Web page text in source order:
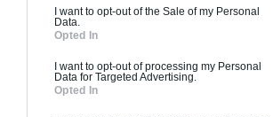
I want to opt-out of the Sale of my Personal
Data.
Opted In
I want to opt-out of processing my Personal
Data for Targeted Advertising.
Opted In